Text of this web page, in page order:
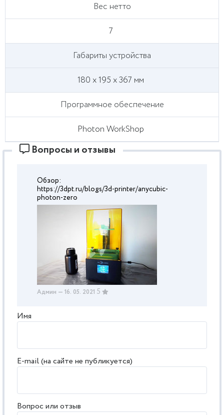
Вес нетто
7
Габариты устройства
180 x 195 x 367 мм
Программное обеспечение
Photon WorkShop
Вопросы и отзывы
Обзор:
https://3dpt.ru/blogs/3d-printer/anycubic-
photon-zero
Админ — 16. 05. 2021 5
Имя
E-mail (на сайте не публикуется)
Вопрос или отзыв